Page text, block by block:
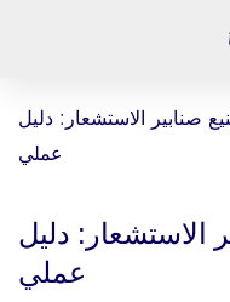
صنابير الاستشعار: دليل
عملي
الاستشعار: دليل
عملي
منتج
شركة
كن شريكنا
حل